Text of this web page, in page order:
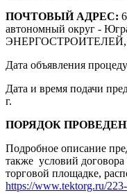
ПОЧТОВЫЙ АДРЕС:
автономный округ -
ЭНЕРГОСТРОИТЕЛЕЙ,
Дата объявления
Дата и время подачи
г.
ПОРЯДОК
Подробное описание
также условий
торговой площадке,
https://www.tektorg.ru/